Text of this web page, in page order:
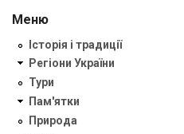
Меню
Історія і традиції
Регіони України
Тури
Пам'ятки
Природа